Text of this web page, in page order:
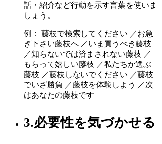
話・紹介など行動を示す言葉を使いま
しょう。
例： 藤枝で検索してください ／お急
ぎ下さい藤枝へ ／いま買うべき藤枝
／知らないでは済まされない藤枝 ／
もらって嬉しい藤枝 ／私たちが選ぶ
藤枝 ／藤枝しないでください ／藤枝
でいざ勝負 ／藤枝を体験しよう ／次
はあなたの藤枝です
3.必要性を気づかせる